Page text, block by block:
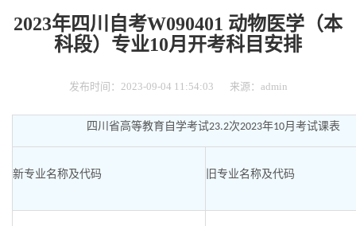
2023年四川自考W090401 动物医学（本
科段）专业10月开考科目安排
发布时间：2023-09-04 11:54:03 来源：admin
四川省高等教育 自学考试23.2次2023年10月考试课表
新专业名称及代码 旧专业名称及代码